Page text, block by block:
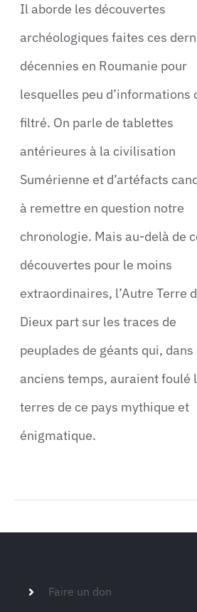
Il aborde les découvertes
archéologiques faites ces
décennies en Roumanie pour
lesquelles peu d’informations
filtré. On parle de tablettes
antérieures à la civilisation
Sumérienne et d’artéfacts
à remettre en question notre
chronologie. Mais au-delà de
découvertes pour le moins
extraordinaires, l’Autre Terre
Dieux part sur les traces de
peuplades de géants qui, dans
anciens temps, auraient foulé
terres de ce pays mythique et
énigmatique.
Faire un don